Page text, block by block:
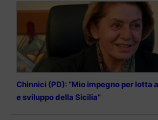
Chinnici (PD): “Mio impegno per lotta
e sviluppo della Sicilia”